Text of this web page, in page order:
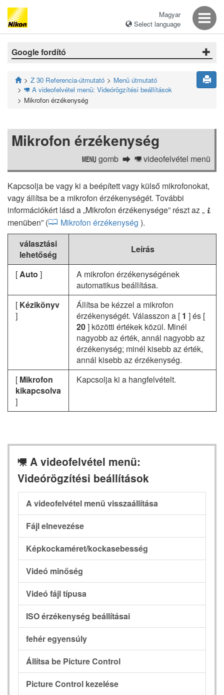
Magyar
Select language
Google fordító
Z 30 Referencia-útmutató Menü útmutató
1 A videofelvétel menü: Videórögzítési beállítások
Mikrofon érzékenység
Mikrofon érzékenység
G gomb 1 videofelvétel menü
Kapcsolja be vagy ki a beépített vagy külső mikrofonokat,
vagy állítsa be a mikrofon érzékenységét. További
információkért lásd a „Mikrofon érzékenysége” részt az „ i
menüben” ( Mikrofon érzékenység ).
választási
lehetőség
Leírás
[Auto ]
A mikrofon érzékenységének
automatikus beállítása.
[ Kézikönyv
]
Állítsa be kézzel a mikrofon
érzékenységét. Válasszon a [ 1 ] és [
20] közötti értékek közül. Minél
nagyobb az érték, annál nagyobb az
érzékenység; minél kisebb az érték,
annál kisebb az érzékenység.
[ Mikrofon
kikapcsolva
]
Kapcsolja ki a hangfelvételt.
1 A videofelvétel menü:
Videórögzítési beállítások
A videofelvétel menü visszaállítása
Fájl elnevezése
Képkockaméret/kockasebesség
Videó minőség
Videó fájl típusa
ISO érzékenység beállításai
fehér egyensúly
Állítsa be Picture Control
Picture Control kezelése